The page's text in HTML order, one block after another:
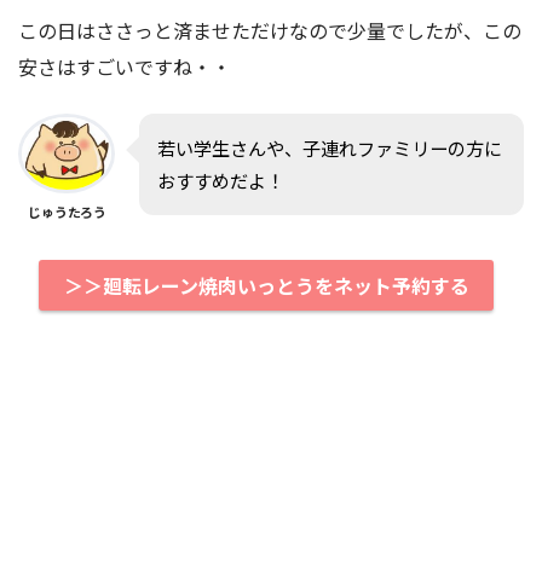
この日はささっと済ませただけなので少量でしたが、この
安さはすごいですね・・
じゅうたろう
若い学生さんや、子連れファミリーの方に
おすすめだよ！
＞＞廻転レーン焼肉いっとうをネット予約する